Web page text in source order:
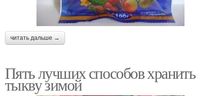
читать дальше →
Пять лучших способов хранить
тыкву зимой